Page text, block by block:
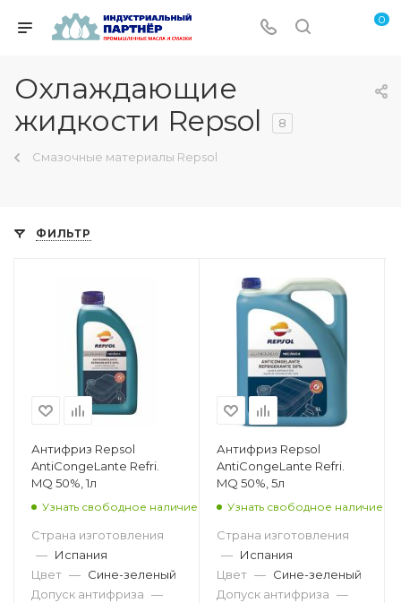
0
Охлаждающие
жидкости Repsol
8
Смазочные материалы Repsol
ФИЛЬТР
Антифриз Repsol
AntiCongeLante Refri.
MQ 50%, 1л
Узнать свободное наличие
Страна изготовления
— Испания
Цвет — Сине-зеленый
Допуск антифриза —
Антифриз Repsol
AntiCongeLante Refri.
MQ 50%, 5л
Узнать свободное наличие
Страна изготовления
— Испания
Цвет — Сине-зеленый
Допуск антифриза —